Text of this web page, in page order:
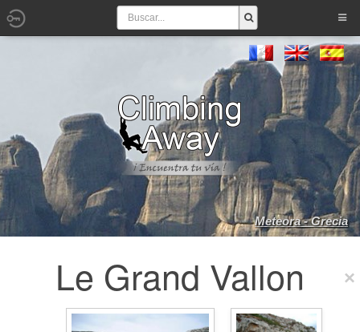
Meteora - Grecia
Le Grand Vallon